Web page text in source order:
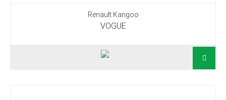
Renault Kangoo
VOGUE